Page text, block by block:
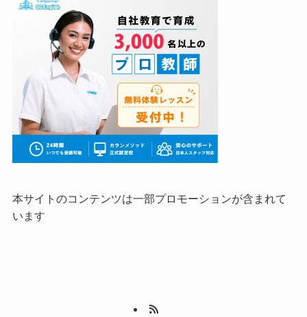
本サイトのコンテンツは一部プロモーションが含まれて
います